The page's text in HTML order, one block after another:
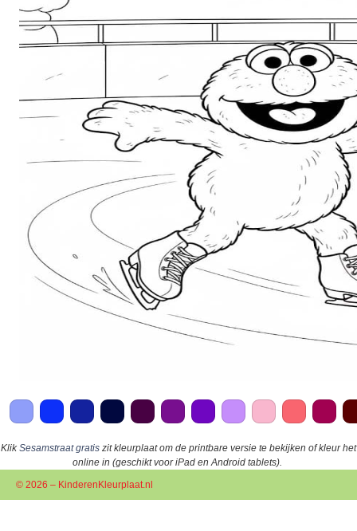
KlikSesamstraat gratis zit kleurplaat om de printbare versie te bekijken of kleur het
online in (geschikt voor iPad en Android tablets).
© 2026 – KinderenKleurplaat.nl